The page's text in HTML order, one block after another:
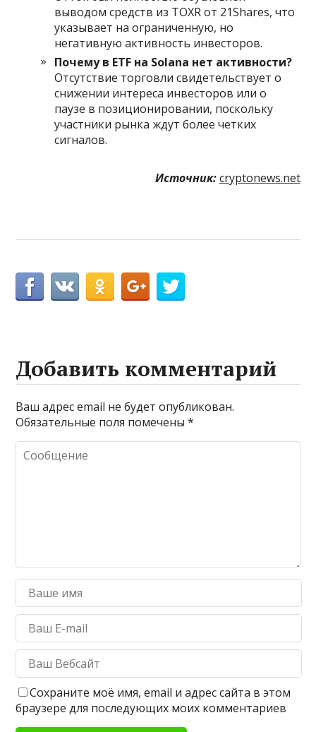
выводом средств из TOXR от 21Shares, что
указывает на ограниченную, но
негативную активность инвесторов.
Почему в ETF на Solana нет активности?
Отсутствие торговли свидетельствует о
снижении интереса инвесторов или о
паузе в позиционировании, поскольку
участники рынка ждут более четких
сигналов.
Источник: cryptonews.net
Добавить комментарий
Ваш адрес email не будет опубликован.
Обязательные поля помечены*
Сохраните моё имя, email и адрес сайта в этом
браузере для последующих моих комментариев